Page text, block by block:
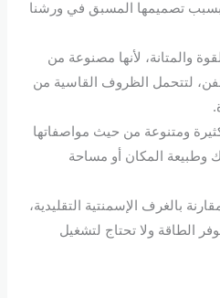
تصميمها المسبق في ورشنا
والمتانة، لأنها مصنوعة من
لتتحمل الظروف القاسية من
ومتنوعة من حيث مواصفاتها
وطبيعة المكان أو مساحة
بالغرف الإسمنتية التقليدية،
الطاقة ولا تحتاج لتشغيل